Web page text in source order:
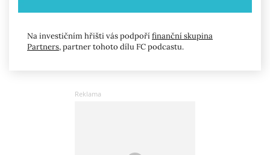
Na investičním hřišti vás podpořífinanční skupina
Partners, partner tohoto dílu FC podcastu.